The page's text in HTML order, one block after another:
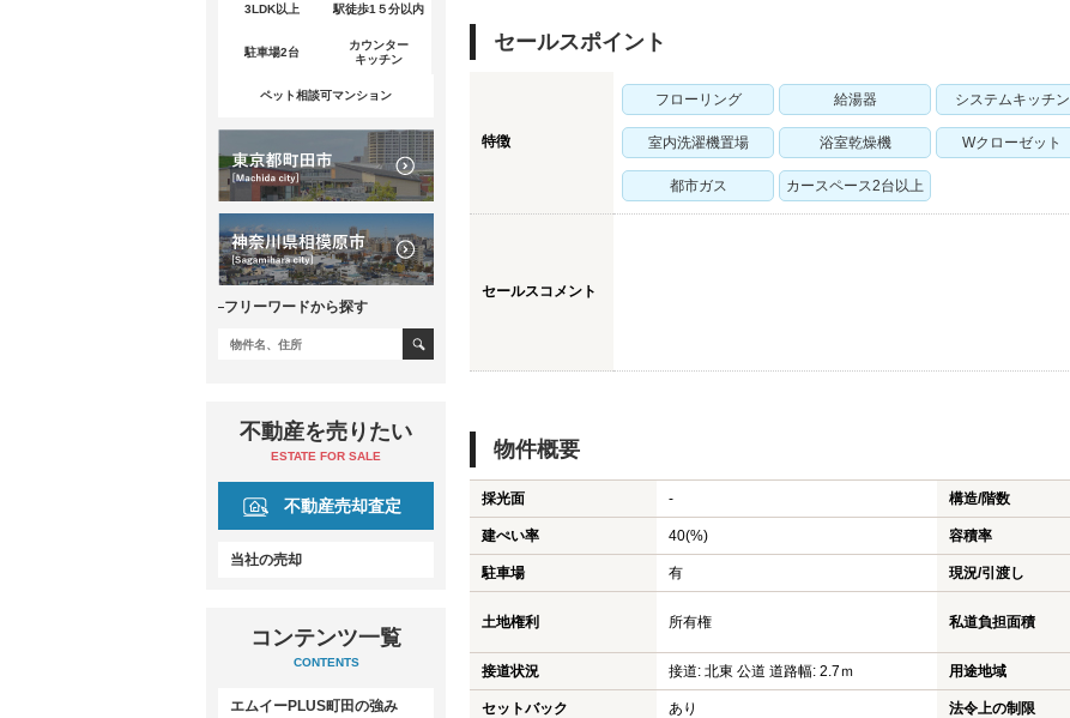
セールスポイント
特徴
フローリング 給湯器 システムキッチン
室内洗濯機置場 浴室乾燥機 Wクローゼット
都市ガス カースペース2台以上
セールスコメント
物件概要
採光面 - 構造/階数
建ぺい率 40(%) 容積率
駐車場 有 現況/引渡し
土地権利 所有権 私道負担面積
接道状況 接道: 北東 公道 道路幅: 2.7ｍ 用途地域
セットバック あり 法令上の制限
3LDK以上 駅徒歩1５分以内
駐車場2台
カウンター
キッチン
ペット相談可マンション
フリーワードから探す
不動産を売りたい
ESTATE FOR SALE
不動産売却査定
当社の売却
コンテンツ一覧
CONTENTS
エムイーPLUS町田の強み